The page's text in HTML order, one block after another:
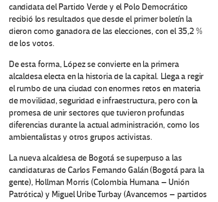
candidata del Partido Verde y el Polo Democrático
recibió los resultados que desde el primer boletín la
dieron como ganadora de las elecciones, con el 35,2 %
de los votos.
De esta forma, López se convierte en la primera
alcaldesa electa en la historia de la capital. Llega a regir
el rumbo de una ciudad con enormes retos en materia
de movilidad, seguridad e infraestructura, pero con la
promesa de unir sectores que tuvieron profundas
diferencias durante la actual administración, como los
ambientalistas y otros grupos activistas.
La nueva alcaldesa de Bogotá se superpuso a las
candidaturas de Carlos Fernando Galán (Bogotá para la
gente), Hollman Morris (Colombia Humana – Unión
Patrótica) y Miguel Uribe Turbay (Avancemos – partidos